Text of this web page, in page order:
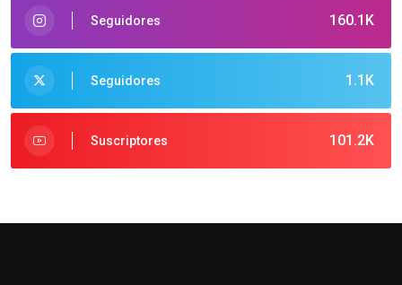
160.1K
Seguidores
1.1K
Seguidores
101.2K
Suscriptores